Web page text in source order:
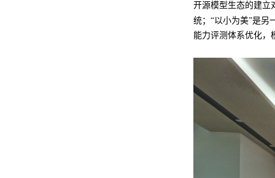
开源模型生态的建立
统；“以小为美”是另
能力评测体系优化，